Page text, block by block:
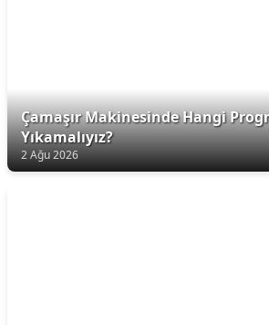
Çamaşır Makinesinde Hangi
Yıkamalıyız?
2 Ağu 2026